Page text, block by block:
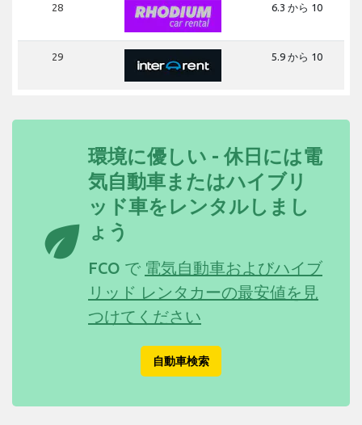
28 6.3 から 10
29 5.9 から 10
eco
環境に優しい - 休日には電
気自動車またはハイブリ
ッド車をレンタルしまし
ょう
FCO で 電気自動車およびハイブ
リッド レンタカーの最安値を見
つけてください
自動車検索